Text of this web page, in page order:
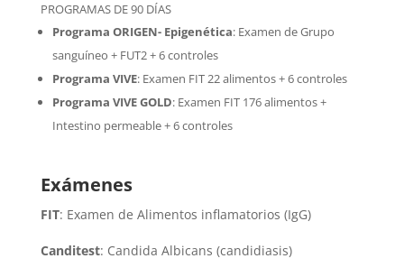
PROGRAMAS DE 90 DÍAS
Programa ORIGEN- Epigenética:Examen de Grupo
sanguíneo + FUT2 + 6 controles
Programa VIVE: Examen FIT 22 alimentos + 6 controles
Programa VIVE GOLD: Examen FIT 176 alimentos +
Intestino permeable + 6 controles
Exámenes
FIT: Examen de Alimentos inflamatorios (IgG)
Canditest: Candida Albicans (candidiasis)